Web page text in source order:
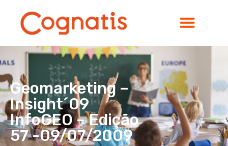
Geomarketing –
Insight´09
InfoGEO – Edição
57 -09/07/2009